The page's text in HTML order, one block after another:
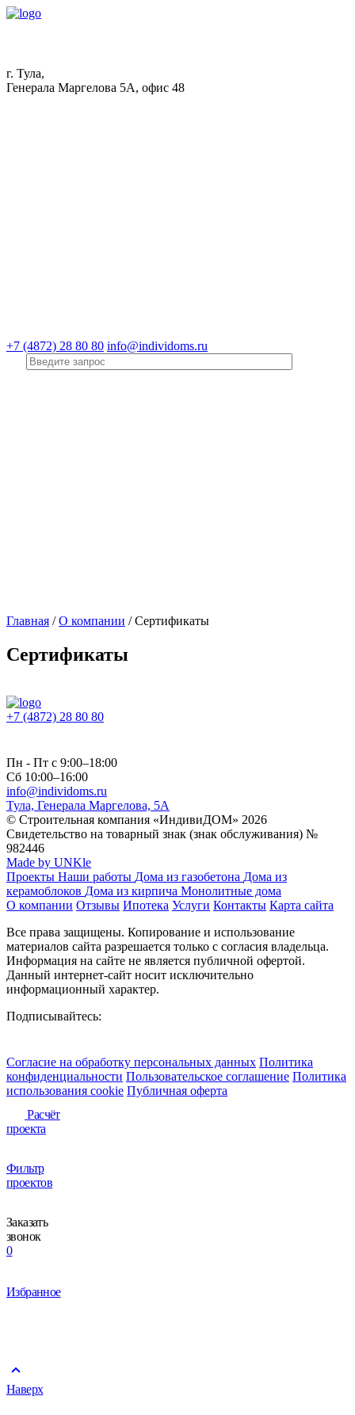
г. Тула,
Генерала Маргелова 5А, офис 48
+7 (4872) 28 80 80 info@individoms.ru
Главная /О компании /Сертификаты
Сертификаты
+7 (4872) 28 80 80
Пн - Пт с 9:00–18:00
Сб 10:00–16:00
info@individoms.ru
Тула, Генерала Маргелова, 5А
© Строительная компания «ИндивиДОМ» 2026
Свидетельство на товарный знак (знак обслуживания) №
982446
Made by UNKle
Проекты Наши работы Дома из газобетона Дома из
керамоблоков Дома из кирпича Монолитные дома
О компании Отзывы Ипотека Услуги Контакты Карта сайта
Все права защищены. Копирование и использование
материалов сайта разрешается только с согласия владельца.
Информация на сайте не является публичной офертой.
Данный интернет-сайт носит исключительно
информационный характер.
Подписывайтесь:
Согласие на обработку персональных данных Политика
конфиденциальности Пользовательское соглашение Политика
использования сookie Публичная оферта
Расчёт
проекта
Фильтр
проектов
Заказать
звонок
0
Избранное
Наверх